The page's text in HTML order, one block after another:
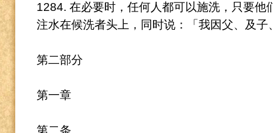
1284. 在必要时，任何人都可以施洗，只要他
注水在候洗者头上，同时说：「我因父、及子
第二部分
第一章
第二条